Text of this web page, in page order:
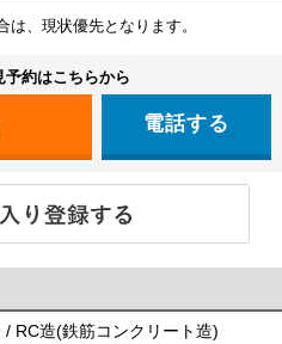
、現状優先となります。
予約はこちらから
電話する
/ RC造(鉄筋コンクリート造)